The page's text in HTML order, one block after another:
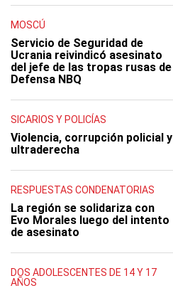
MOSCÚ
Servicio de Seguridad de
Ucrania reivindicó asesinato
del jefe de las tropas rusas de
Defensa NBQ
SICARIOS Y POLICÍAS
Violencia, corrupción policial y
ultraderecha
RESPUESTAS CONDENATORIAS
La región se solidariza con
Evo Morales luego del intento
de asesinato
DOS ADOLESCENTES DE 14 Y 17
AÑOS